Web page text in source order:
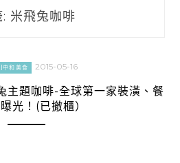
米飛兔咖啡
中和美食 2015-05-16
主題咖啡-全球第一家裝潢、餐
光！(已撤櫃）